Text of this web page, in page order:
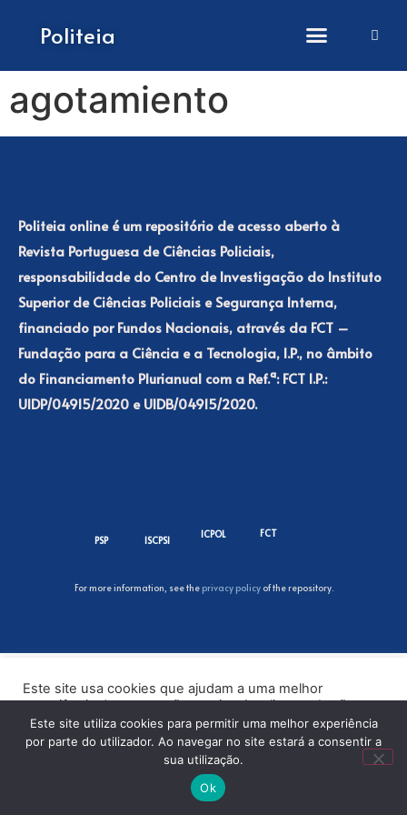
Politeia
agotamiento
Politeia online é um repositório de acesso aberto à
Revista Portuguesa de Ciências Policiais,
responsabilidade do Centro de Investigação do Instituto
Superior de Ciências Policiais e Segurança Interna,
financiado por Fundos Nacionais, através da FCT –
Fundação para a Ciência e a Tecnologia, I.P., no âmbito
do Financiamento Plurianual com a Ref.ª: FCT I.P.:
UIDP/04915/2020 e UIDB/04915/2020.
PSP ISCPSI
ICPOL FCT
For more information, see the privacy policyof the repository.
Este site usa cookies que ajudam a uma melhor
experiência de navegação no site. Ao clicar no botão
“Aceitar” ou continuar a visualizar o nosso site, você
concorda com o uso de cookies no nosso site.
Este site utiliza cookies para permitir uma melhor experiência
por parte do utilizador. Ao navegar no site estará a consentir a
sua utilização.
Ok